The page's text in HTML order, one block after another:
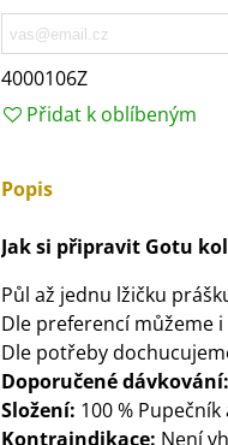
4000106Z
Přidat k oblíbeným
Popis
Jak si připravit Gotu
Půl až jednu lžičku
Dle preferencí můžeme
Dle potřeby
Doporučené dávkování:
Složení: 100 % Pupečník
Kontraindikace: Není